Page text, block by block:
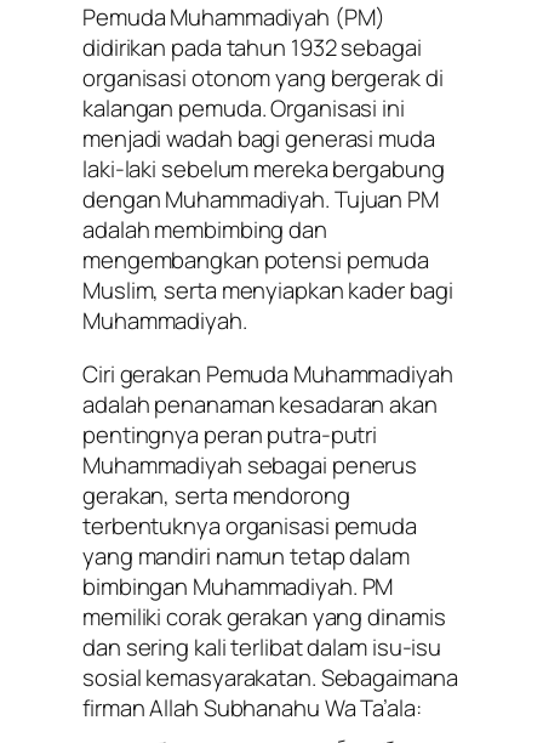
Pemuda Muhammadiyah (PM)
didirikan pada tahun 1932 sebagai
organisasi otonom yang bergerak di
kalangan pemuda. Organisasi ini
menjadi wadah bagi generasi muda
laki-laki sebelum mereka bergabung
dengan Muhammadiyah. Tujuan PM
adalah membimbing dan
mengembangkan potensi pemuda
Muslim, serta menyiapkan kader bagi
Muhammadiyah.
Ciri gerakan Pemuda Muhammadiyah
adalah penanaman kesadaran akan
pentingnya peran putra-putri
Muhammadiyah sebagai penerus
gerakan, serta mendorong
terbentuknya organisasi pemuda
yang mandiri namun tetap dalam
bimbingan Muhammadiyah. PM
memiliki corak gerakan yang dinamis
dan sering kali terlibat dalam isu-isu
sosial kemasyarakatan. Sebagaimana
firman Allah Subhanahu Wa Ta’ala: